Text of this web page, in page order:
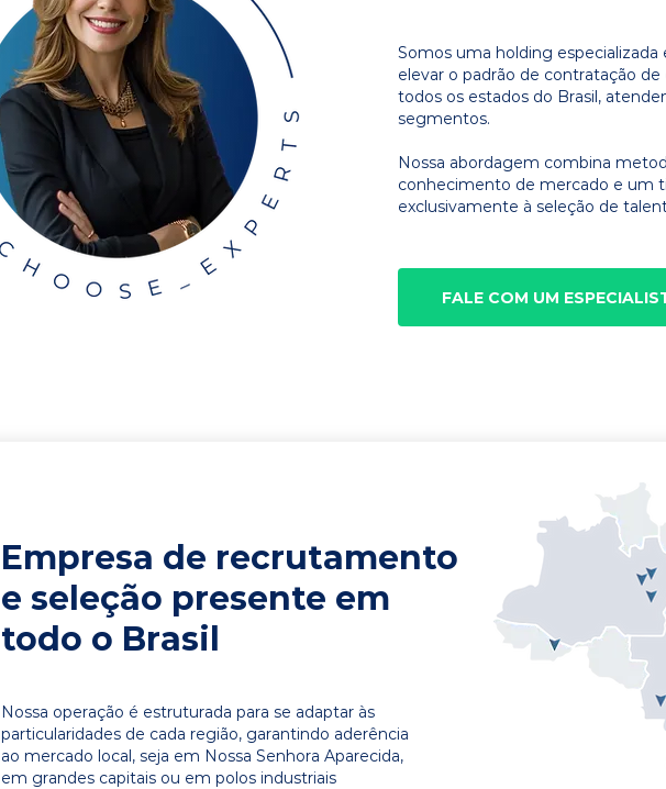
Somos uma holding
elevar o padrão de contratação
todos os estados do Brasil,
segmentos.
Nossa abordagem combina
conhecimento de mercado e um
exclusivamente à seleção de
FALE COM UM
Empresa de recrutamento
e seleção presente em
todo o Brasil
Nossa operação é estruturada para se adaptar às
particularidades de cada região, garantindo aderência
ao mercado local, seja em Nossa Senhora Aparecida,
em grandes capitais ou em polos industriais